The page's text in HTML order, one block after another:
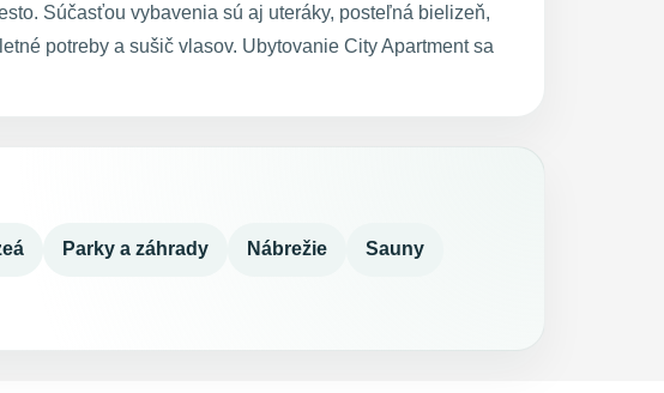
Súčasťou vybavenia sú aj uteráky, posteľná bielizeň,
potreby a sušič vlasov. Ubytovanie City Apartment sa
Parky a záhrady Nábrežie Sauny